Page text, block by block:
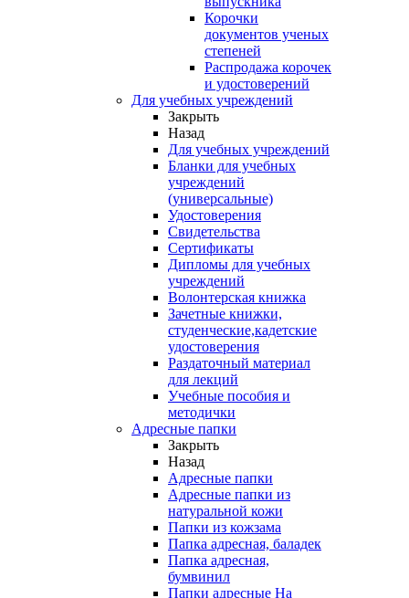
Корочки
документов ученых
степеней
Распродажа корочек
и удостоверений
Для учебных учреждений
Закрыть
Назад
Для учебных учреждений
Бланки для учебных
учреждений
(универсальные)
Удостоверения
Свидетельства
Сертификаты
Дипломы для учебных
учреждений
Волонтерская книжка
Зачетные книжки,
студенческие,кадетские
удостоверения
Раздаточный материал
для лекций
Учебные пособия и
методички
Адресные папки
Закрыть
Назад
Адресные папки
Адресные папки из
натуральной кожи
Папки из кожзама
Папка адресная, баладек
Папка адресная,
бумвинил
Папки адресные На